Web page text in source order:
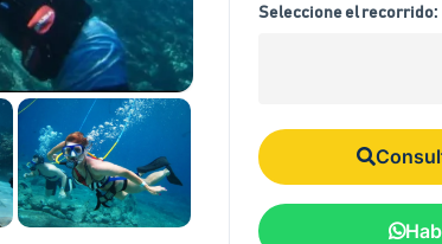
Seleccione el recorrido: